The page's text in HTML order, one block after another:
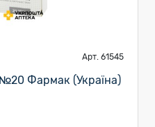
Арт. 61545
№20 Фармак (Україна)